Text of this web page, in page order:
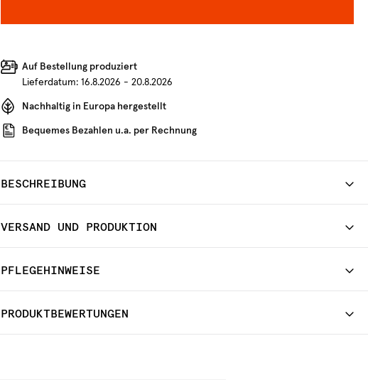
Auf Bestellung produziert
Lieferdatum: 16.8.2026 - 20.8.2026
Nachhaltig in Europa hergestellt
Bequemes Bezahlen u.a. per Rechnung
BESCHREIBUNG
VERSAND UND PRODUKTION
PFLEGEHINWEISE
PRODUKTBEWERTUNGEN